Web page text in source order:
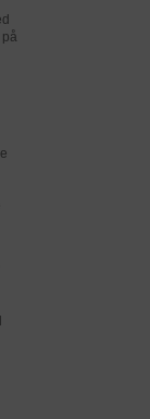
en
da-
med at
samle
siden. Det
et bedre
spores
brugernes
der på
at
der er